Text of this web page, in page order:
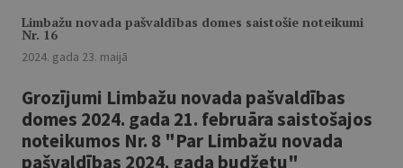
Limbažu novada pašvaldības domes saistošie noteikumi
Nr. 16
2024. gada 23. maijā
Grozījumi Limbažu novada pašvaldības
domes 2024. gada 21. februāra saistošajos
noteikumos Nr. 8 "Par Limbažu novada
pašvaldības 2024. gada budžetu"